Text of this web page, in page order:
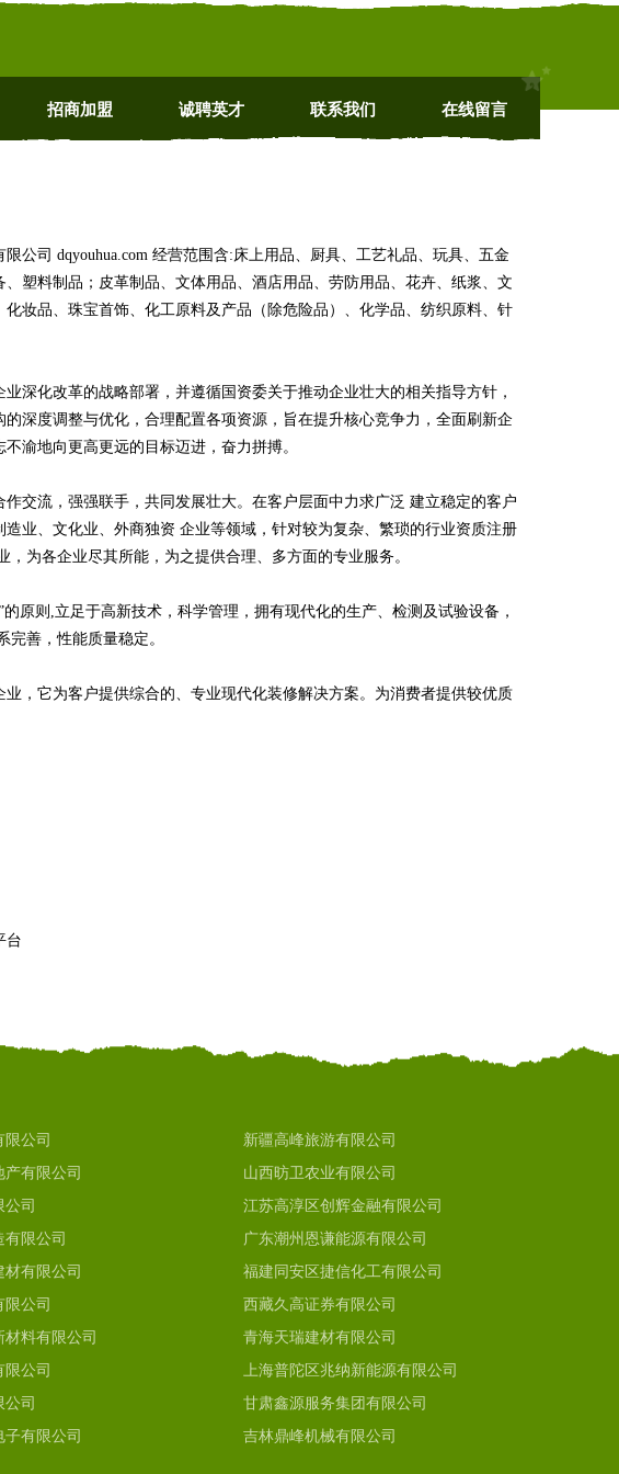
招商加盟 诚聘英才 联系我们 在线留言
公司 dqyouhua.com 经营范围含:床上用品、厨具、工艺礼品、玩具、五金
塑料制品；皮革制品、文体用品、酒店用品、劳防用品、花卉、纸浆、文
妆品、珠宝首饰、化工原料及产品（除危险品）、化学品、纺织原料、针
深化改革的战略部署，并遵循国资委关于推动企业壮大的相关指导方针，
深度调整与优化，合理配置各项资源，旨在提升核心竞争力，全面刷新企
渝地向更高更远的目标迈进，奋力拼搏。
交流，强强联手，共同发展壮大。在客户层面中力求广泛 建立稳定的客户
业、文化业、外商独资 企业等领域，针对较为复杂、繁琐的行业资质注册
为各企业尽其所能，为之提供合理、多方面的专业服务。
原则,立足于高新技术，科学管理，拥有现代化的生产、检测及试验设备，
善，性能质量稳定。
，它为客户提供综合的、专业现代化装修解决方案。为消费者提供较优质
台
公司
新疆高峰旅游有限公司
有限公司
山西昉卫农业有限公司
司
江苏高淳区创辉金融有限公司
限公司
广东潮州恩谦能源有限公司
有限公司
福建同安区捷信化工有限公司
公司
西藏久高证券有限公司
料有限公司
青海天瑞建材有限公司
公司
上海普陀区兆纳新能源有限公司
司
甘肃鑫源服务集团有限公司
有限公司 吉林鼎峰机械有限公司